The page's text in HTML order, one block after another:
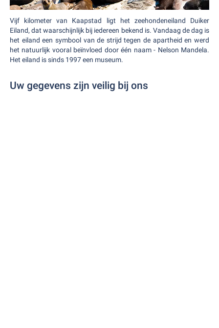
Vijf kilometer van Kaapstad ligt het zeehondeneiland Duiker
Eiland, dat waarschijnlijk bij iedereen bekend is. Vandaag de dag is
het eiland een symbool van de strijd tegen de apartheid en werd
het natuurlijk vooral beïnvloed door één naam - Nelson Mandela.
Het eiland is sinds 1997 een museum.
Uw gegevens zijn veilig bij ons